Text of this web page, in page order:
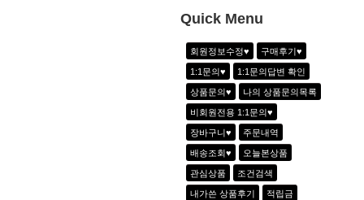
1 하이웨이스트 아노락 6line 팬츠_2color
2 아노락 하프집업 쟈켓_3color
3 골지 반지퍼 반팔T_3color
4 쿨링 아노락 아웃포켓팬츠_블랙
5 비비드 집업쟈켓_2color
6 에어리 시크 라이오셀 반팔티_크림화이
Quick Menu
회원정보수정♥ 구매후기♥
1:1문의♥ 1:1문의답변 확인
상품문의♥ 나의 상품문의목록
비회원전용 1:1문의♥
장바구니♥ 주문내역
배송조회♥ 오늘본상품
관심상품 조건검색
내가쓴 상품후기 적립금